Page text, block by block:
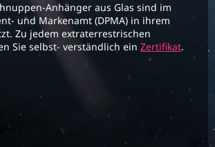
Anhänger aus Glas sind im
und Markenamt (DPMA) in ihrem
Zu jedem extraterrestrischen
Sie selbst- verständlich ein Zertifikat.